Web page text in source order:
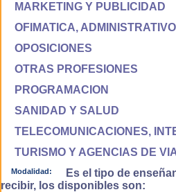
MARKETING Y PUBLICIDAD
OFIMATICA, ADMINISTRATIVO
OPOSICIONES
OTRAS PROFESIONES
PROGRAMACION
SANIDAD Y SALUD
TELECOMUNICACIONES,
TURISMO Y AGENCIAS DE
Modalidad:
Es el tipo de
recibir, los disponibles son: